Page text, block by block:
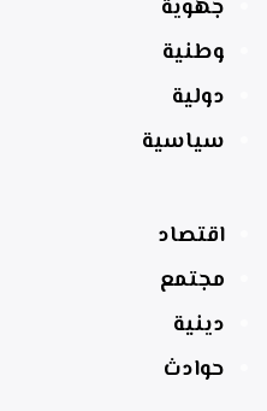
جهوية
وطنية
دولية
سياسية
اقتصاد
مجتمع
دينية
حوادث